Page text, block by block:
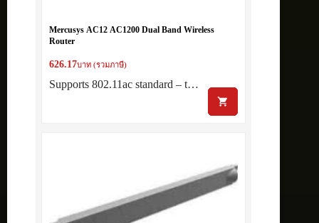
Mercusys AC12 AC1200 Dual Band Wireless
Router
626.17บาท (รวมภาษี)
Supports 802.11ac standard – t…